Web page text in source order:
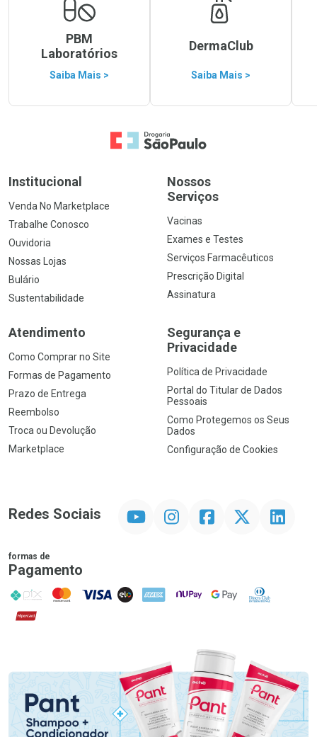
PBM
Laboratórios
Saiba Mais >
DermaClub
Saiba Mais >
Ir para a Home
Institucional
Venda No Marketplace
Trabalhe Conosco
Ouvidoria
Nossas Lojas
Bulário
Sustentabilidade
Nossos
Serviços
Vacinas
Exames e Testes
Serviços Farmacêuticos
Prescrição Digital
Assinatura
Atendimento
Como Comprar no Site
Formas de Pagamento
Prazo de Entrega
Reembolso
Troca ou Devolução
Marketplace
Segurança e
Privacidade
Política de Privacidade
Portal do Titular de Dados
Pessoais
Como Protegemos os Seus
Dados
Configuração de Cookies
Redes Sociais InstagramFacebookTwitter Linkedin
formas de
Pagamento
PIX MasterCard
VISA ELO AMEX NuPay Google PayDiners Club
Hipercard
Promoção em Destaque